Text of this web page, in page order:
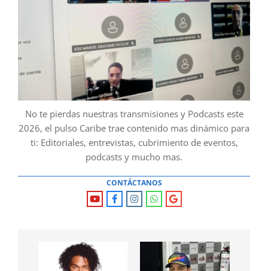
No te pierdas nuestras transmisiones y Podcasts este
2026, el pulso Caribe trae contenido mas dinámico para
ti: Editoriales, entrevistas, cubrimiento de eventos,
podcasts y mucho mas.
CONTÁCTANOS